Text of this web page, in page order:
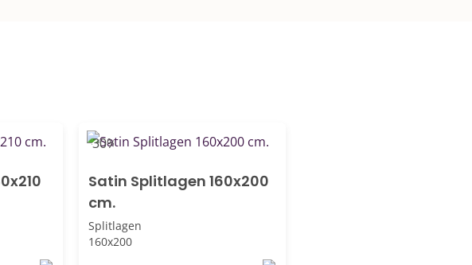
-30%
Satin Splitlagen 160x200
cm.
Splitlagen
160x200